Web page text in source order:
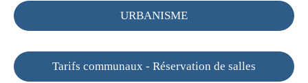
URBANISME
Tarifs communaux - Réservation de salles